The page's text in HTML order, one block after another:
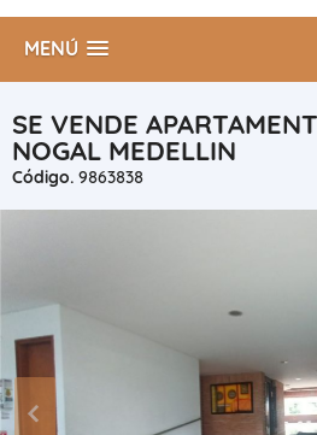
MENÚ
SE VENDE
NOGAL MEDELLIN
Código. 9863838